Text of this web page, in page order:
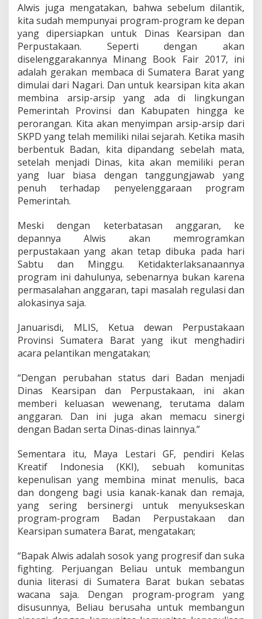
Alwis juga mengatakan, bahwa sebelum dilantik,
kita sudah mempunyai program-program ke depan
yang dipersiapkan untuk Dinas Kearsipan dan
Perpustakaan. Seperti dengan akan
diselenggarakannya Minang Book Fair 2017, ini
adalah gerakan membaca di Sumatera Barat yang
dimulai dari Nagari. Dan untuk kearsipan kita akan
membina arsip-arsip yang ada di lingkungan
Pemerintah Provinsi dan Kabupaten hingga ke
perorangan. Kita akan menyimpan arsip-arsip dari
SKPD yang telah memiliki nilai sejarah. Ketika masih
berbentuk Badan, kita dipandang sebelah mata,
setelah menjadi Dinas, kita akan memiliki peran
yang luar biasa dengan tanggungjawab yang
penuh terhadap penyelenggaraan program
Pemerintah.
Meski dengan keterbatasan anggaran, ke
depannya Alwis akan memrogramkan
perpustakaan yang akan tetap dibuka pada hari
Sabtu dan Minggu. Ketidakterlaksanaannya
program ini dahulunya, sebenarnya bukan karena
permasalahan anggaran, tapi masalah regulasi dan
alokasinya saja.
Januarisdi, MLIS, Ketua dewan Perpustakaan
Provinsi Sumatera Barat yang ikut menghadiri
acara pelantikan mengatakan;
“Dengan perubahan status dari Badan menjadi
Dinas Kearsipan dan Perpustakaan, ini akan
memberi keluasan wewenang, terutama dalam
anggaran. Dan ini juga akan memacu sinergi
dengan Badan serta Dinas-dinas lainnya.”
Sementara itu, Maya Lestari GF, pendiri Kelas
Kreatif Indonesia (KKI), sebuah komunitas
kepenulisan yang membina minat menulis, baca
dan dongeng bagi usia kanak-kanak dan remaja,
yang sering bersinergi untuk menyukseskan
program-program Badan Perpustakaan dan
Kearsipan sumatera Barat, mengatakan;
“Bapak Alwis adalah sosok yang progresif dan suka
fighting. Perjuangan Beliau untuk membangun
dunia literasi di Sumatera Barat bukan sebatas
wacana saja. Dengan program-program yang
disusunnya, Beliau berusaha untuk membangun